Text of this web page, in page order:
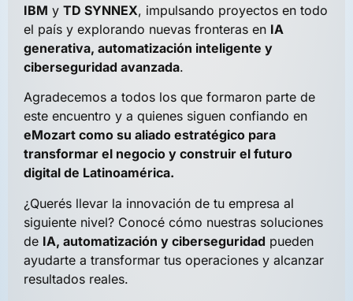
IBM y TD SYNNEX, impulsando proyectos en todo
el país y explorando nuevas fronteras en IA
generativa, automatización inteligente y
ciberseguridad avanzada.
Agradecemos a todos los que formaron parte de
este encuentro y a quienes siguen confiando en
eMozart como su aliado estratégico para
transformar el negocio y construir el futuro
digital de Latinoamérica.
¿Querés llevar la innovación de tu empresa al
siguiente nivel? Conocé cómo nuestras soluciones
de IA, automatización y ciberseguridad pueden
ayudarte a transformar tus operaciones y alcanzar
resultados reales.